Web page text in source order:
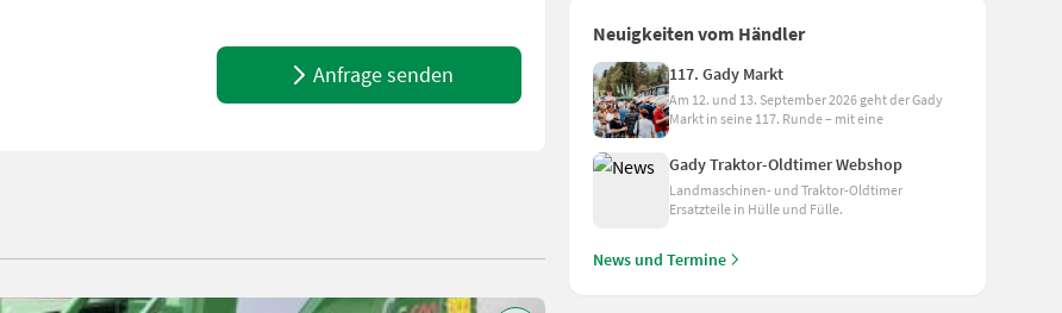
Anfrage senden
Neuigkeiten vom Händler
117. Gady Markt
Am 12. und 13. September 2026 geht der Gady
Markt in seine 117. Runde – mit eine
Gady Traktor-Oldtimer Webshop
Landmaschinen- und Traktor-Oldtimer
Ersatzteile in Hülle und Fülle.
News und Termine